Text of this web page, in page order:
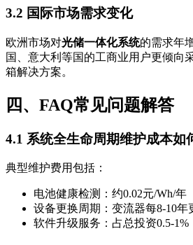
3.2 国际市场需求变化
欧洲市场对光储一体化系统的需求年
国、意大利等国的工商业用户更倾向
箱解决方案。
四、FAQ常见问题解答
4.1 系统全生命周期维护成本如
典型维护费用包括：
电池健康检测：约0.02元/Wh/年
设备更换周期：变流器每8-10年
软件升级服务：占总投资0.5-1%